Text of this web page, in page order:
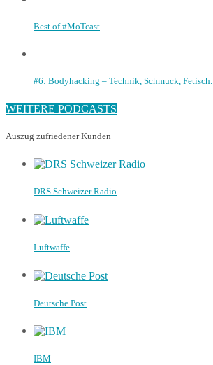
Best of #MoTcast
#6: Bodyhacking – Technik, Schmuck, Fetisch.
WEITERE PODCASTS
Auszug zufriedener Kunden
DRS Schweizer Radio
Luftwaffe
Deutsche Post
IBM